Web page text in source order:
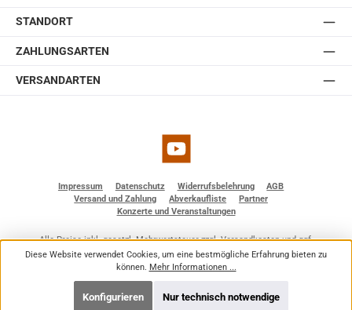
STANDORT
ZAHLUNGSARTEN
VERSANDARTEN
YouTube
Impressum Datenschutz Widerrufsbelehrung
AGB
Versand und Zahlung
Abverkaufliste
Partner
Konzerte und Veranstaltungen
Alle Preise inkl. gesetzl. Mehrwertsteuer zzgl.Versandkostenund ggf.
Nachnahmegebühren, wenn nicht anders angegeben.
© 2026 BF - Dienstleistungen - Alle Rechte vorbehalten. Theme by
Diese Website verwendet Cookies, um eine bestmögliche Erfahrung bieten zu
können. Mehr Informationen ...
Nur technisch notwendige
Konfigurieren